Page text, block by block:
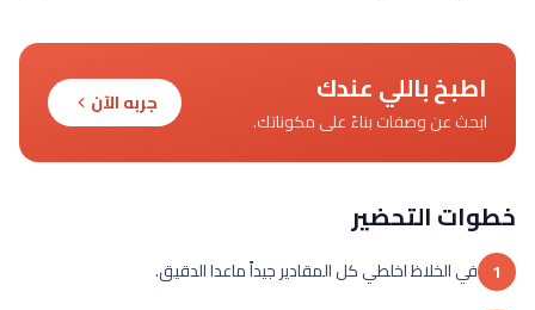
اطبخ باللي عندك
ابحث عن وصفات بناءً على مكوناتك.
جربه الآن
خطوات التحضير
1 في الخلاظ اخلطي كل المقادير جيداً ماعدا الدقيق.